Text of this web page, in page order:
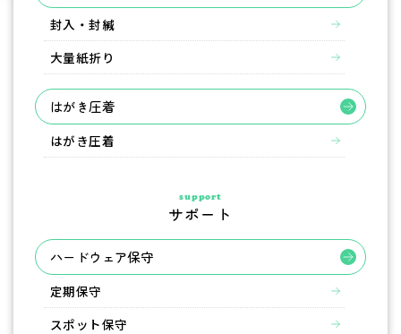
封入・封緘
大量紙折り
はがき圧着
はがき圧着
support
サポート
ハードウェア保守
定期保守
スポット保守